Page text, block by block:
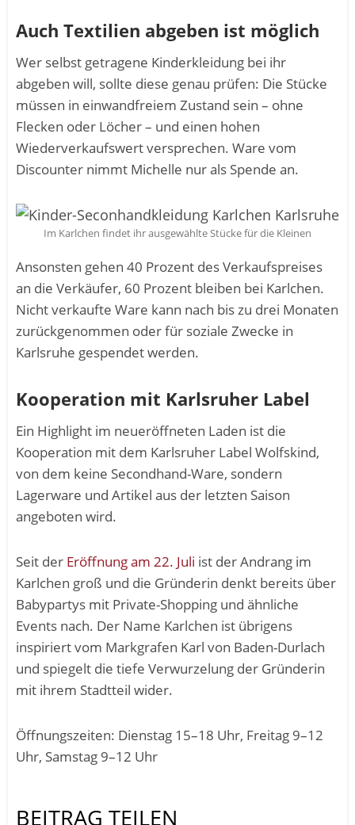
Auch Textilien abgeben ist möglich
Wer selbst getragene Kinderkleidung bei ihr
abgeben will, sollte diese genau prüfen: Die Stücke
müssen in einwandfreiem Zustand sein – ohne
Flecken oder Löcher – und einen hohen
Wiederverkaufswert versprechen. Ware vom
Discounter nimmt Michelle nur als Spende an.
Im Karlchen findet ihr ausgewählte Stücke für die Kleinen
Ansonsten gehen 40 Prozent des Verkaufspreises
an die Verkäufer, 60 Prozent bleiben bei Karlchen.
Nicht verkaufte Ware kann nach bis zu drei Monaten
zurückgenommen oder für soziale Zwecke in
Karlsruhe gespendet werden.
Kooperation mit Karlsruher Label
Ein Highlight im neueröffneten Laden ist die
Kooperation mit dem Karlsruher Label Wolfskind,
von dem keine Secondhand-Ware, sondern
Lagerware und Artikel aus der letzten Saison
angeboten wird.
Seit der Eröffnung am 22. Juli ist der Andrang im
Karlchen groß und die Gründerin denkt bereits über
Babypartys mit Private-Shopping und ähnliche
Events nach. Der Name Karlchen ist übrigens
inspiriert vom Markgrafen Karl von Baden-Durlach
und spiegelt die tiefe Verwurzelung der Gründerin
mit ihrem Stadtteil wider.
Öffnungszeiten: Dienstag 15–18 Uhr, Freitag 9–12
Uhr, Samstag 9–12 Uhr
BEITRAG TEILEN